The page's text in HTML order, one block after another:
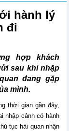
hành lý
đi
hợp khách
sau khi nhập
đang gặp
mình.
thời gian gần đây,
nhập cảnh có hành
tục hải quan nhận